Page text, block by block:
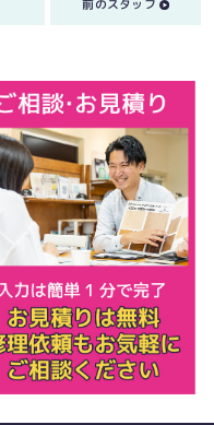
前のスタッフ